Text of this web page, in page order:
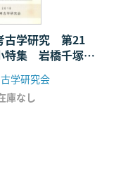
古学研究 第21
集 岩橋千塚と
首長墓最後の前
を考える
学研究会
庫なし